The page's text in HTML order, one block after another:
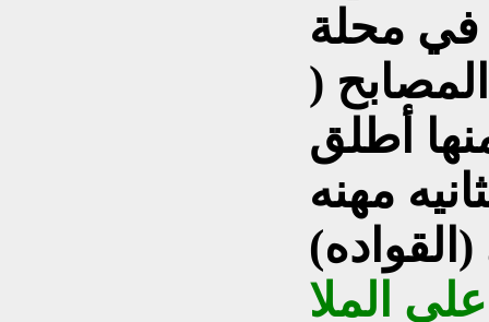
في محلة
المصابح (
أطلق
مهنه
الملا